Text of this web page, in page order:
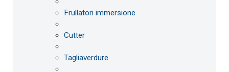
Frullatori immersione
Cutter
Tagliaverdure